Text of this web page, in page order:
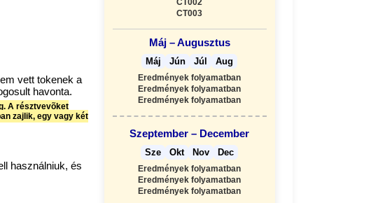
vett tokenek a
havonta.
A résztvevõket
zajlik, egy vagy két
használniuk, és
CT002
CT003
Máj – Augusztus
Máj Jún Júl Aug
Eredmények folyamatban
Eredmények folyamatban
Eredmények folyamatban
Szeptember – December
Sze Okt Nov Dec
Eredmények folyamatban
Eredmények folyamatban
Eredmények folyamatban